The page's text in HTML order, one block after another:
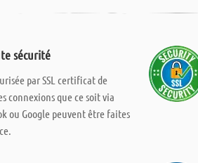
sécurité
par SSL certificat de
connexions que ce soit via
ou Google peuvent être faites